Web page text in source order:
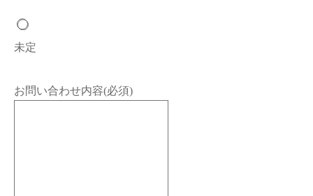
未定
お問い合わせ内容(必須)